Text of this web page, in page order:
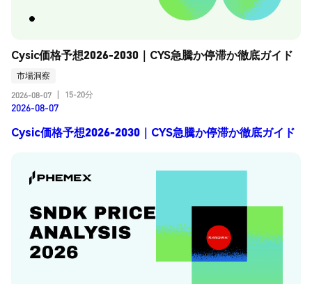
Cysic価格予想2026-2030｜CYS急騰か停滞か徹底ガイド
市場洞察
2026-08-07
15-20分
2026-08-07
Cysic価格予想2026-2030｜CYS急騰か停滞か徹底ガイド